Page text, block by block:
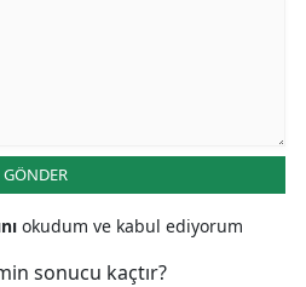
GÖNDER
okudum ve kabul ediyorum
sonucu kaçtır?